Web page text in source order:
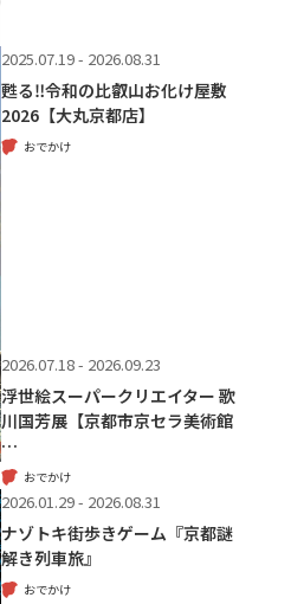
2025.07.19 - 2026.08.31
甦る‼令和の比叡山お化け屋敷
2026【大丸京都店】
おでかけ
2026.07.18 - 2026.09.23
浮世絵スーパークリエイター 歌
川国芳展【京都市京セラ美術館
…
おでかけ
2026.01.29 - 2026.08.31
ナゾトキ街歩きゲーム『京都謎
解き列車旅』
おでかけ